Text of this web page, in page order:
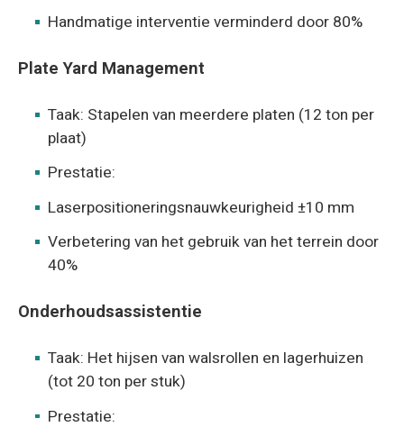
Handmatige interventie verminderd door 80%
Plate Yard Management
Taak: Stapelen van meerdere platen (12 ton per
plaat)
Prestatie:
Laserpositioneringsnauwkeurigheid ±10 mm
Verbetering van het gebruik van het terrein door
40%
Onderhoudsassistentie
Taak: Het hijsen van walsrollen en lagerhuizen
(tot 20 ton per stuk)
Prestatie: